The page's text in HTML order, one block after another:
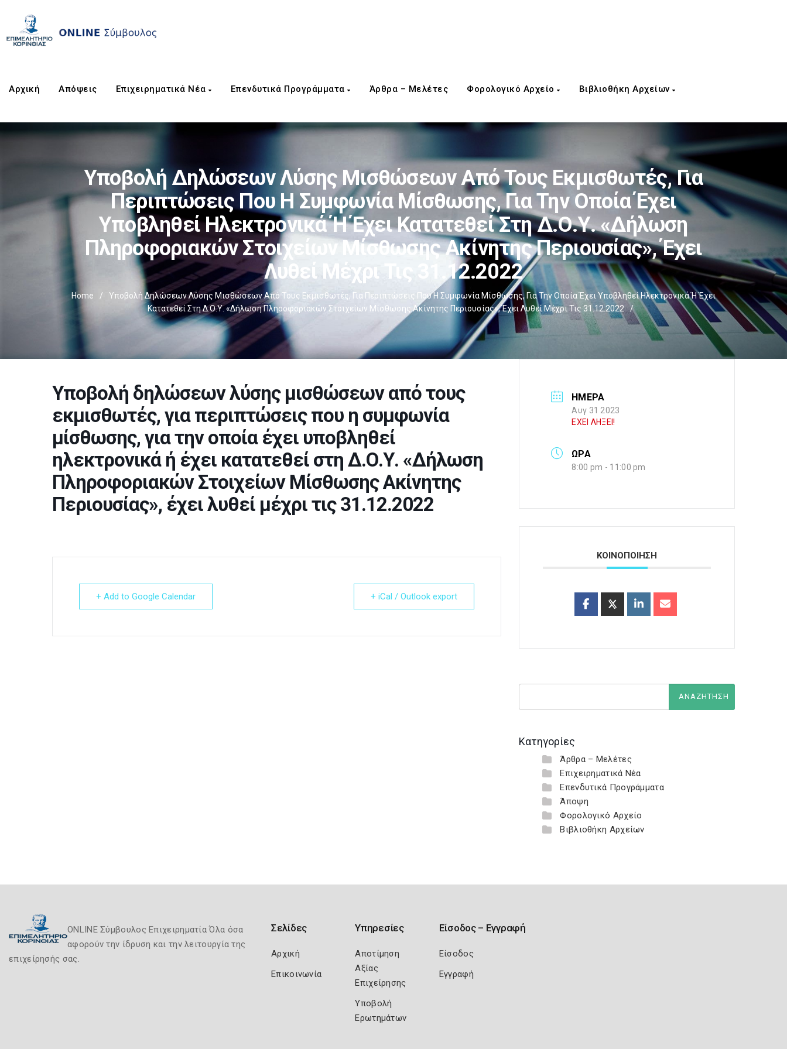
Αρχική Απόψεις Επιχειρηματικά Νέα Επενδυτικά Προγράμματα Άρθρα – Μελέτες Φορολογικό Αρχείο Βιβλιοθήκη Αρχείων
Υποβολή Δηλώσεων Λύσης Μισθώσεων Από Τους Εκμισθωτές, Για
Περιπτώσεις Που Η Συμφωνία Μίσθωσης, Για Την Οποία Έχει
Υποβληθεί Ηλεκτρονικά Ή Έχει Κατατεθεί Στη Δ.Ο.Υ. «Δήλωση
Πληροφοριακών Στοιχείων Μίσθωσης Ακίνητης Περιουσίας», Έχει
Λυθεί Μέχρι Τις 31.12.2022
Home /
Υποβολή Δηλώσεων Λύσης Μισθώσεων Από Τους Εκμισθωτές, Για Περιπτώσεις Που Η Συμφωνία Μίσθωσης, Για Την Οποία Έχει Υποβληθεί Ηλεκτρονικά Ή Έχει
Κατατεθεί Στη Δ.Ο.Υ. «Δήλωση Πληροφοριακών Στοιχείων Μίσθωσης Ακίνητης Περιουσίας», Έχει Λυθεί Μέχρι Τις 31.12.2022
/
Υποβολή δηλώσεων λύσης μισθώσεων από τους
εκμισθωτές, για περιπτώσεις που η συμφωνία
μίσθωσης, για την οποία έχει υποβληθεί
ηλεκτρονικά ή έχει κατατεθεί στη Δ.Ο.Υ. «Δήλωση
Πληροφοριακών Στοιχείων Μίσθωσης Ακίνητης
Περιουσίας», έχει λυθεί μέχρι τις 31.12.2022
+ Add to Google Calendar + iCal / Outlook export
ΗΜΕΡΑ
Αυγ 31 2023
ΕΧΕΙ ΛΗΞΕΙ!
ΩΡΑ
8:00 pm - 11:00 pm
ΚΟΙΝΟΠΟΙΗΣΗ
Κατηγορίες
Άρθρα – Μελέτες
Επιχειρηματικά Νέα
Επενδυτικά Προγράμματα
Άποψη
Φορολογικό Αρχείο
Βιβλιοθήκη Αρχείων
ONLINE Σύμβουλος Επιχειρηματία Όλα όσα
αφορούν την ίδρυση και την λειτουργία της
επιχείρησής σας.
Σελίδες
Αρχική
Επικοινωνία
Υπηρεσίες
Αποτίμηση
Αξίας
Επιχείρησης
Υποβολή
Ερωτημάτων
Είσοδος – Εγγραφή
Είσοδος
Εγγραφή